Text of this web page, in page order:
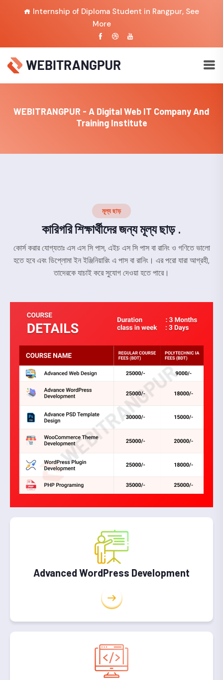
Internship of Diploma Student in Rangpur, See
More
WEBITRANGPUR - A Digital Web IT Company And
Training Institute
মূল্য ছাড়
কারিগরি শিক্ষার্থীদের জন্য মূল্য ছাড় .
কোর্স করার যোগ্যতাঃ এস এস সি পাস, এইচ এস সি পাস বা রানিং ও গণিতে ভালো
হতে হবে এবং ডিপ্লোমা ইন ইঞ্জিনিয়ারিং এ পাস বা রানিং। এর পরো যারা আগ্রহী,
তাদেরকে যাচাই করে সুযোগ দেওয়া হতে পারে।
Advanced WordPress Development